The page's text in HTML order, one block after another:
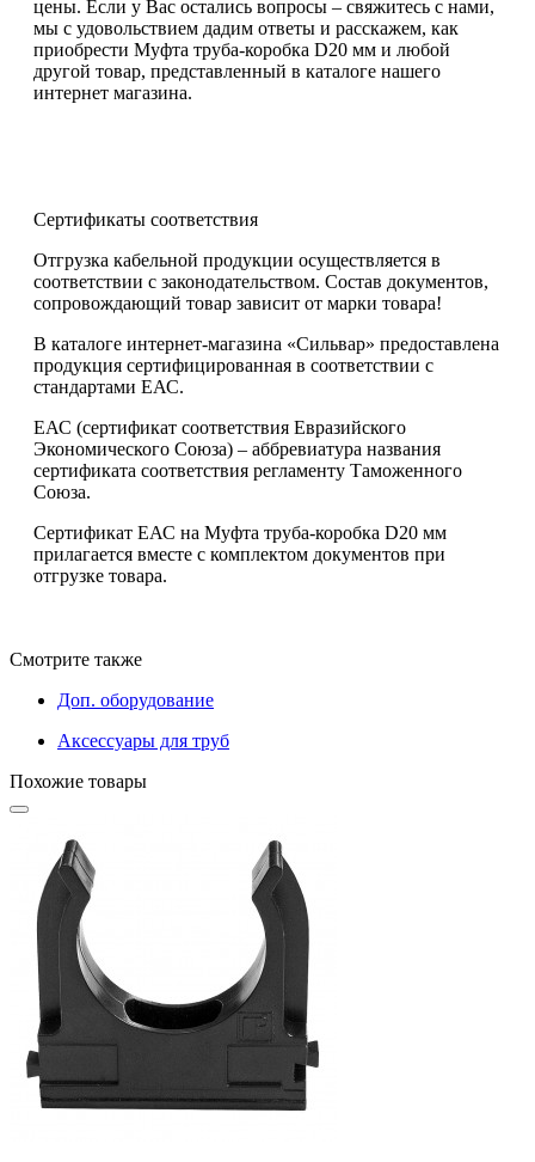
цены. Если у Вас остались вопросы – свяжитесь с нами,
мы с удовольствием дадим ответы и расскажем, как
приобрести Муфта труба-коробка D20 мм и любой
другой товар, представленный в каталоге нашего
интернет магазина.
Сертификаты соответствия
Отгрузка кабельной продукции осуществляется в
соответствии с законодательством. Состав документов,
сопровождающий товар зависит от марки товара!
В каталоге интернет-магазина «Сильвар» предоставлена
продукция сертифицированная в соответствии с
стандартами ЕАС.
ЕАС (сертификат соответствия Евразийского
Экономического Союза) – аббревиатура названия
сертификата соответствия регламенту Таможенного
Союза.
Сертификат ЕАС на Муфта труба-коробка D20 мм
прилагается вместе с комплектом документов при
отгрузке товара.
Смотрите также
Доп. оборудование
Аксессуары для труб
Похожие товары